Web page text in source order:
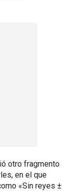
otro fragmento
en el que
«Sin reyes ±